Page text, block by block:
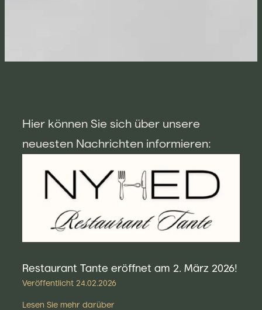
Hier können Sie sich über unsere
neuesten Nachrichten informieren:
Restaurant Tante eröffnet am 2. März 2026!
Veröffentlicht 24.02.2026
Lesen Sie mehr darüber